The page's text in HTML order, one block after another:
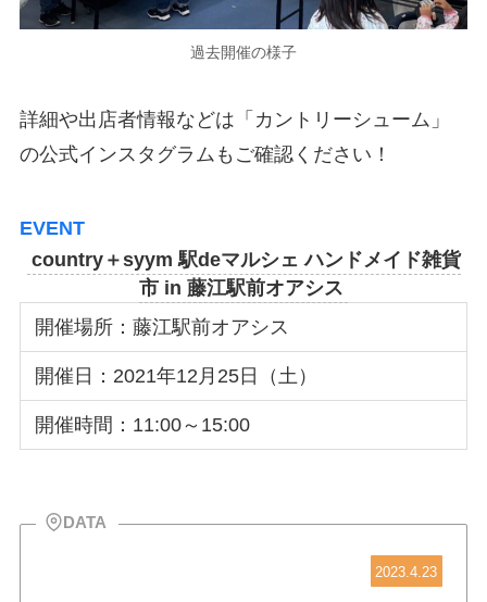
過去開催の様子
詳細や出店者情報などは「カントリーシューム」
の公式インスタグラムもご確認ください！
EVENT
country＋syym 駅deマルシェ ハンドメイド雑貨
市 in 藤江駅前オアシス
開催場所：藤江駅前オアシス
開催日：2021年12月25日（土）
開催時間：11:00～15:00
DATA
2023.4.23